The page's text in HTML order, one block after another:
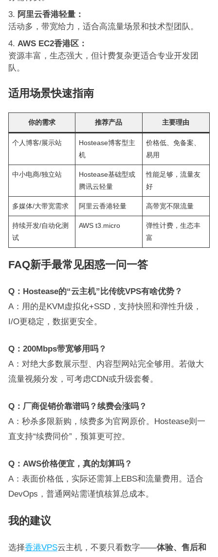
阿里云香港轻量：
活动多，带宽给力，适合高流量场景和技术型团队。
AWS EC2香港区：
资源丰富，生态强大，但计费复杂更适合专业开发团
队。
适用场景快速指南
你的需求 推荐产品 主要理由
个人博客/展示站
Hostease博客型主
机
价格低、免备案、
易用
中小电商/独立站
Hostease基础型或
腾讯云轻量
性能足够，流量友
好
多媒体/大带宽需求 阿里云香港轻量 高带宽不限流量
持续开发/自动化测
试
AWS t3.micro
弹性计费，生态丰
富
FAQ新手最常见困惑一问一答
Q：Hostease的“云主机”比传统VPS有啥优势？
A：用的是KVM虚拟化+SSD，支持快照和弹性升级，
I/O更稳定，数据更安全。
Q：200Mbps带宽够用吗？
A：对绝大多数展示型、内容型网站完全够用。若做大
流量视频分发，可考虑CDN或升级套餐。
Q：厂商促销价靠谱吗？续费会涨吗？
A：秒杀多限新购，续费多为官网原价。Hostease则一
直支持“续费同价”，预算更可控。
Q：AWS价格便宜，真的划算吗？
A：表面价格低，实际还需算上EBS和流量费用。适合
DevOps，普通网站需谨慎核算总成本。
我的建议
选择香港VPS云主机，不要只看数字——体验、售后和